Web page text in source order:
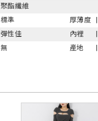
聚酯纖維
標準 厚薄度
彈性佳 內裡
無 產地